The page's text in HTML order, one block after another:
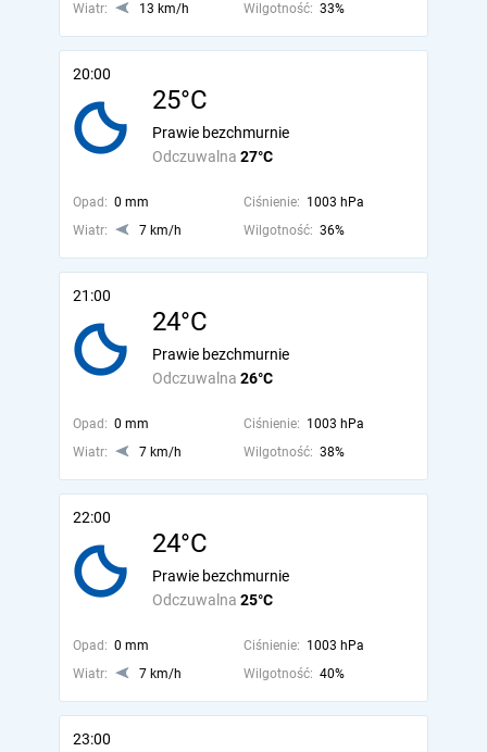
Wiatr:
13 km/h Wilgotność: 33%
20:00
25°C
Odczuwalna 27°C
Prawie bezchmurnie
Opad: 0 mm Ciśnienie: 1003 hPa
Wiatr:
7 km/h Wilgotność: 36%
21:00
24°C
Odczuwalna 26°C
Prawie bezchmurnie
Opad: 0 mm Ciśnienie: 1003 hPa
Wiatr:
7 km/h Wilgotność: 38%
22:00
24°C
Odczuwalna 25°C
Prawie bezchmurnie
Opad: 0 mm Ciśnienie: 1003 hPa
Wiatr:
7 km/h Wilgotność: 40%
23:00